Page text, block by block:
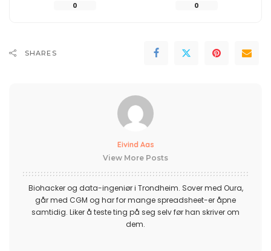
0 0
SHARES
Eivind Aas
View More Posts
Biohacker og data-ingeniør i Trondheim. Sover med Oura,
går med CGM og har for mange spreadsheet-er åpne
samtidig. Liker å teste ting på seg selv før han skriver om
dem.